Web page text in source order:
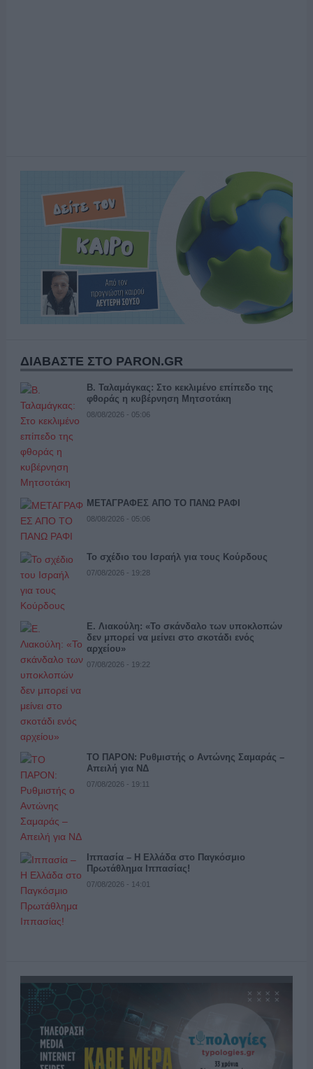
ΔΙΑΒΑΣΤΕ ΣΤΟ PARON.GR
Β. Ταλαμάγκας: Στο κεκλιμένο επίπεδο της
φθοράς η κυβέρνηση Μητσοτάκη
08/08/2026 - 05:06
ΜΕΤΑΓΡΑΦΕΣ ΑΠΟ ΤΟ ΠΑΝΩ ΡΑΦΙ
08/08/2026 - 05:06
Το σχέδιο του Ισραήλ για τους Κούρδους
07/08/2026 - 19:28
Ε. Λιακούλη: «Το σκάνδαλο των υποκλοπών
δεν μπορεί να μείνει στο σκοτάδι ενός
αρχείου»
07/08/2026 - 19:22
ΤΟ ΠΑΡΟΝ: Ρυθμιστής ο Αντώνης Σαμαράς –
Απειλή για ΝΔ
07/08/2026 - 19:11
Ιππασία – Η Ελλάδα στο Παγκόσμιο
Πρωτάθλημα Ιππασίας!
07/08/2026 - 14:01